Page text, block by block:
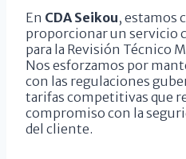
En CDA Seikou, estamos
proporcionar un servicio
para la Revisión Técnico
Nos esforzamos por
con las regulaciones
tarifas competitivas que
compromiso con la
del cliente.